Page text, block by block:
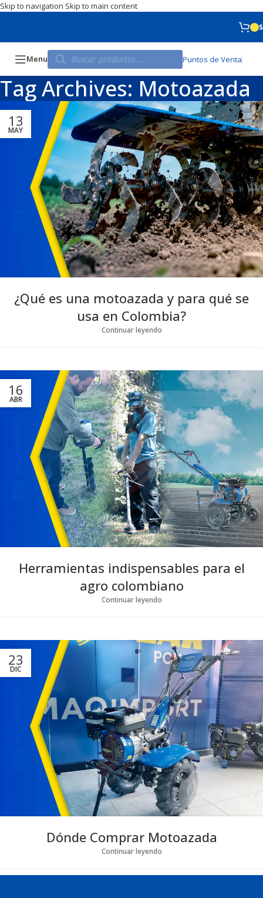
Skip to navigation Skip to main content
$
Menu Puntos de Venta
Tag Archives: Motoazada
13
MAY
¿Qué es una motoazada y para qué se
usa en Colombia?
Continuar leyendo
16
ABR
Herramientas indispensables para el
agro colombiano
Continuar leyendo
23
DIC
Dónde Comprar Motoazada
Continuar leyendo